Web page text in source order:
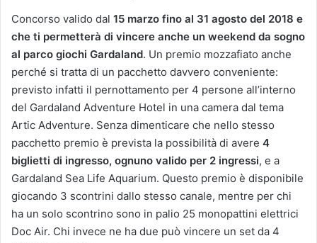
Concorso valido dal 15 marzo fino al 31 agosto del 2018 e
che ti permetterà di vincere anche un weekend da sogno
al parco giochi Gardaland. Un premio mozzafiato anche
perché si tratta di un pacchetto davvero conveniente:
previsto infatti il pernottamento per 4 persone all’interno
del Gardaland Adventure Hotel in una camera dal tema
Artic Adventure. Senza dimenticare che nello stesso
pacchetto premio è prevista la possibilità di avere 4
biglietti di ingresso, ognuno valido per 2 ingressi, e a
Gardaland Sea Life Aquarium. Questo premio è disponibile
giocando 3 scontrini dallo stesso canale, mentre per chi
ha un solo scontrino sono in palio 25 monopattini elettrici
Doc Air. Chi invece ne ha due può vincere un set da 4